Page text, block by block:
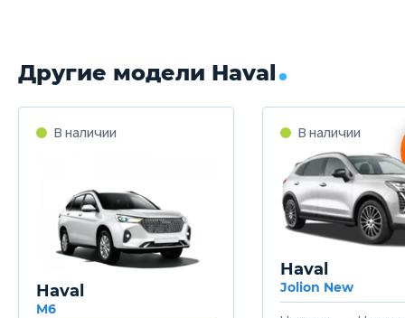
Другие модели Haval
Haval
M6
Haval
Jolion New